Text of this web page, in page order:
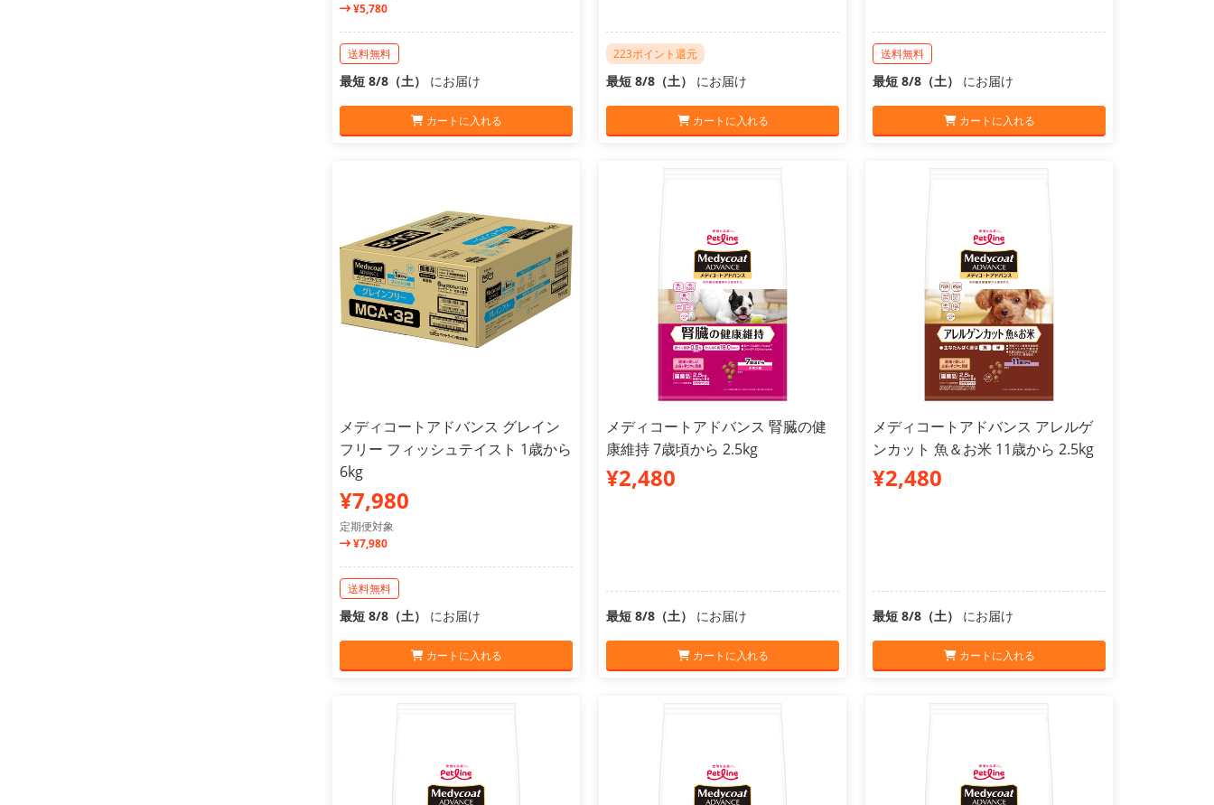
¥5,780
送料無料
最短 8/8（土） にお届け
カートに入れる
223ポイント還元
最短 8/8（土） にお届け
カートに入れる
送料無料
最短 8/8（土） にお届け
カートに入れる
メディコートアドバンス グレイン
フリー フィッシュテイスト 1歳から
6kg
¥7,980
定期便対象
¥7,980
送料無料
最短 8/8（土） にお届け
カートに入れる
メディコートアドバンス 腎臓の健
康維持 7歳頃から 2.5kg
¥2,480
最短 8/8（土） にお届け
カートに入れる
メディコートアドバンス アレルゲ
ンカット 魚＆お米 11歳から 2.5kg
¥2,480
最短 8/8（土） にお届け
カートに入れる